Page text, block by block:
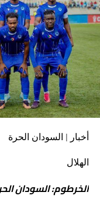
أخبار | السودان الحرة
الهلال
الخرطوم: السودان